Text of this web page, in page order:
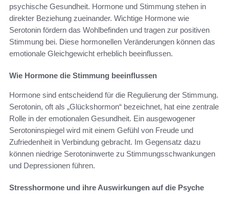
psychische Gesundheit. Hormone und Stimmung stehen in
direkter Beziehung zueinander. Wichtige Hormone wie
Serotonin fördern das Wohlbefinden und tragen zur positiven
Stimmung bei. Diese hormonellen Veränderungen können das
emotionale Gleichgewicht erheblich beeinflussen.
Wie Hormone die Stimmung beeinflussen
Hormone sind entscheidend für die Regulierung der Stimmung.
Serotonin, oft als „Glückshormon“ bezeichnet, hat eine zentrale
Rolle in der emotionalen Gesundheit. Ein ausgewogener
Serotoninspiegel wird mit einem Gefühl von Freude und
Zufriedenheit in Verbindung gebracht. Im Gegensatz dazu
können niedrige Serotoninwerte zu Stimmungsschwankungen
und Depressionen führen.
Stresshormone und ihre Auswirkungen auf die Psyche